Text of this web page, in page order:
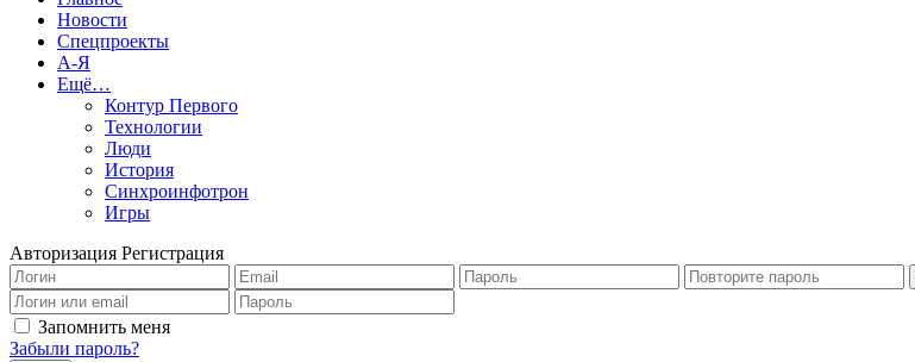
Новости
Спецпроекты
А-Я
Ещё…
Контур Первого
Технологии
Люди
История
Синхроинфотрон
Игры
Авторизация Регистрация
Запомнить меня
Забыли пароль?